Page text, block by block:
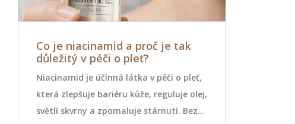
Co je niacinamid a proč je tak
důležitý v péči o pleť?
Niacinamid je účinná látka v péči o pleť,
která zlepšuje bariéru kůže, reguluje olej,
světlí skvrny a zpomaluje stárnutí. Bez